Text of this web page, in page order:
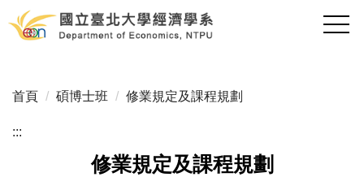
跳
到
內
區
首頁 碩博士班 修業規定及課程規劃
:::
修業規定及課程規劃